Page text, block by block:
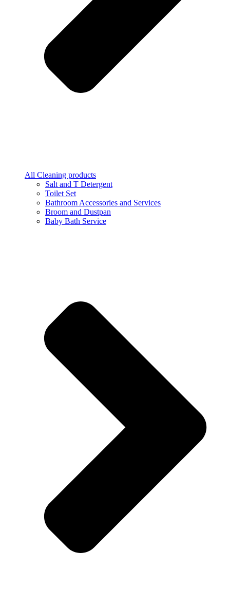
All Cleaning products
Salt and T Detergent
Toilet Set
Bathroom Accessories and Services
Broom and Dustpan
Baby Bath Service